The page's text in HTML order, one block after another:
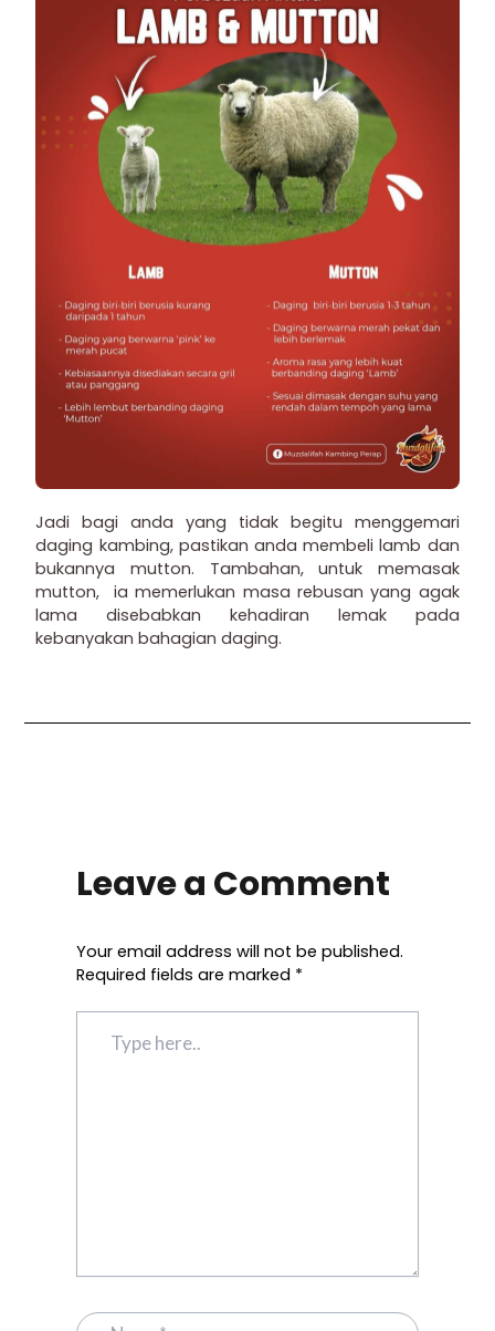
Jadi bagi anda yang tidak begitu menggemari
daging kambing, pastikan anda membeli lamb dan
bukannya mutton. Tambahan, untuk memasak
mutton, ia memerlukan masa rebusan yang agak
lama disebabkan kehadiran lemak pada
kebanyakan bahagian daging.
Leave a Comment
Your email address will not be published.
Required fields are marked *
Type
Name*